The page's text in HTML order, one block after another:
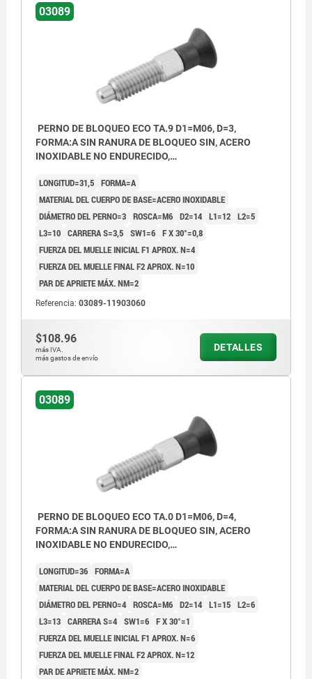
03089
PERNO DE BLOQUEO ECO TA.9 D1=M06, D=3,
FORMA:A SIN RANURA DE BLOQUEO SIN, ACERO
INOXIDABLE NO ENDURECIDO,
LONGITUD=31,5 FORMA=A
MATERIAL DEL CUERPO DE BASE=ACERO INOXIDABLE
DIÁMETRO DEL PERNO=3 ROSCA=M6 D2=14 L1=12 L2=5
L3=10 CARRERA S=3,5 SW1=6 F X 30°=0,8
FUERZA DEL MUELLE INICIAL F1 APROX. N=4
FUERZA DEL MUELLE FINAL F2 APROX. N=10
PAR DE APRIETE MÁX. NM=2
Referencia: 03089-11903060
$108.96
más IVA.
más gastos de envío
DETALLES
03089
PERNO DE BLOQUEO ECO TA.0 D1=M06, D=4,
FORMA:A SIN RANURA DE BLOQUEO SIN, ACERO
INOXIDABLE NO ENDURECIDO,
LONGITUD=36 FORMA=A
MATERIAL DEL CUERPO DE BASE=ACERO INOXIDABLE
DIÁMETRO DEL PERNO=4 ROSCA=M6 D2=14 L1=15 L2=6
L3=13 CARRERA S=4 SW1=6 F X 30°=1
FUERZA DEL MUELLE INICIAL F1 APROX. N=6
FUERZA DEL MUELLE FINAL F2 APROX. N=12
PAR DE APRIETE MÁX. NM=2